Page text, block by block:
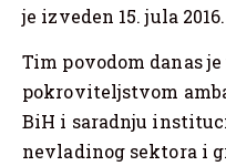
je izveden 15. jula
Tim povodom danas je
pokroviteljstvom
BiH i saradnju
nevladinog sektora i